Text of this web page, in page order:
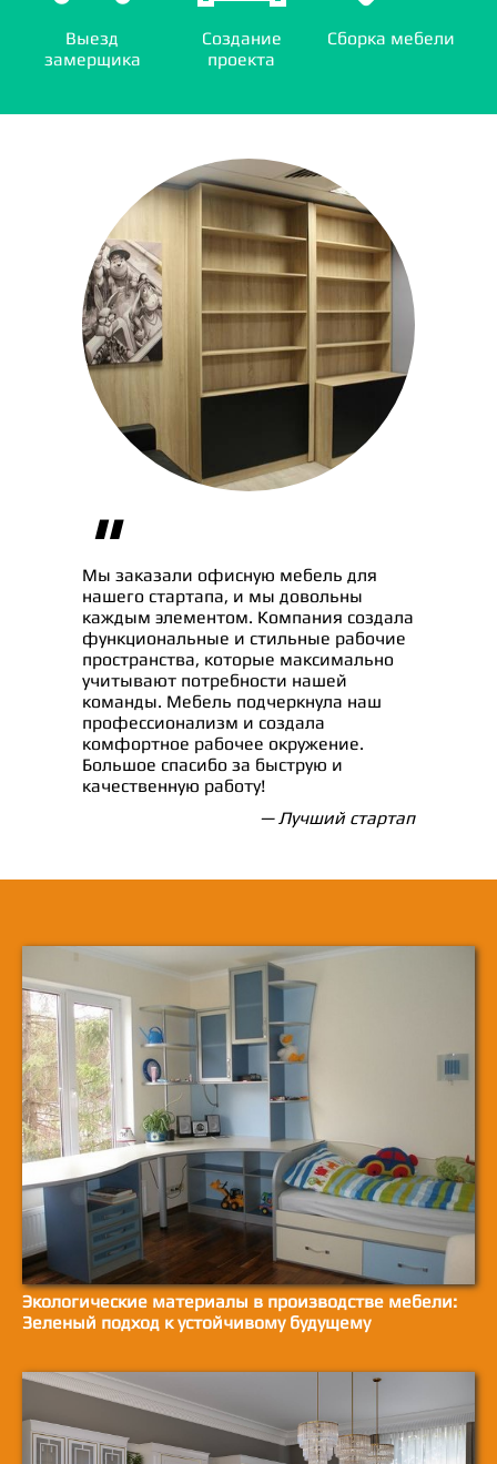
Выезд
замерщика
Создание
проекта
Сборка мебели
"
Мы заказали офисную мебель для
нашего стартапа, и мы довольны
каждым элементом. Компания создала
функциональные и стильные рабочие
пространства, которые максимально
учитывают потребности нашей
команды. Мебель подчеркнула наш
профессионализм и создала
комфортное рабочее окружение.
Большое спасибо за быструю и
качественную работу!
— Лучший стартап
Экологические материалы в производстве мебели:
Зеленый подход к устойчивому будущему